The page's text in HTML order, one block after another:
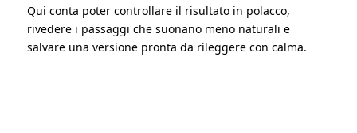
Qui conta poter controllare il risultato in polacco,
rivedere i passaggi che suonano meno naturali e
salvare una versione pronta da rileggere con calma.